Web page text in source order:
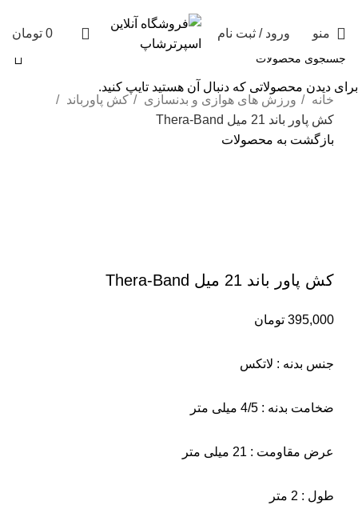
منو ورود / ثبت نام 0 تومان
خانه ورزش های هوازی و بدنسازی
کش پاورباند
کش پاور باند 21 میل Thera-Band
بازگشت به محصولات
کش پاور باند 21 میل Thera-Band
395,000 تومان
جنس بدنه : لاتکس
ضخامت بدنه : 4/5 میلی متر
عرض مقاومت : 21 میلی متر
طول : 2 متر
برای دیدن محصولاتی که دنبال آن هستید تایپ کنید.